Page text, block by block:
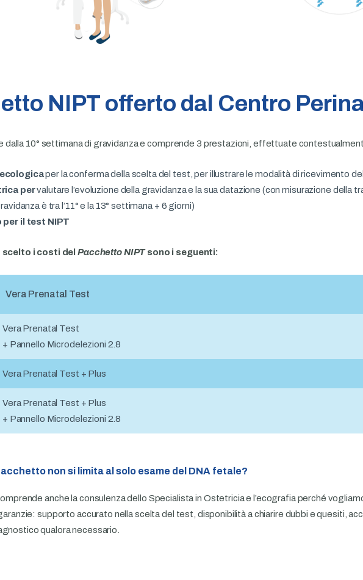
NIPT offerto dal Centro
dalla 10° settimana di gravidanza e comprende 3 prestazioni, effettuate
per la conferma della scelta del test, per illustrare le modalità di ricevimento
pervalutare l’evoluzione della gravidanza e la sua datazione (con misurazione della
è tra l’11° e la 13° settimana + 6 giorni)
per il test NIPT
scelto i costi delPacchetto NIPTsono i seguenti:
Vera Prenatal Test
Vera Prenatal Test
+ Pannello Microdelezioni 2.8
Vera Prenatal Test + Plus
Vera Prenatal Test + Plus
+ Pannello Microdelezioni 2.8
non si limita al solo esame del DNA fetale?
anche la consulenza dello Specialista in Ostetricia e l’ecografia perché
supporto accurato nella scelta del test, disponibilità a chiarire dubbi e quesiti,
qualora necessario.